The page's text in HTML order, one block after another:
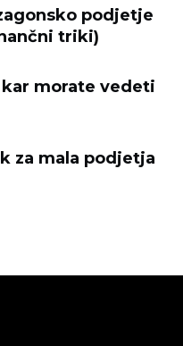
podjetje
triki)
kar morate vedeti
za mala podjetja